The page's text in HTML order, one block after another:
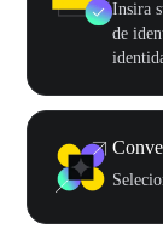
Insira
de